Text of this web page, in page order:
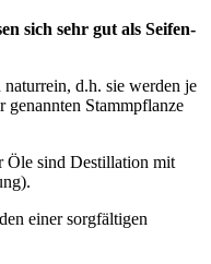
sich sehr gut als Seifen-
d.h. sie werden je
genannten Stammpflanze
Öle sind Destillation mit
einer sorgfältigen